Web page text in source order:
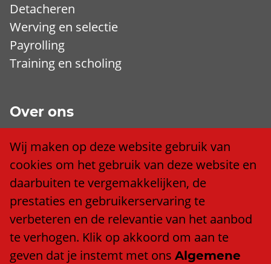
Detacheren
Werving en selectie
Payrolling
Training en scholing
Over ons
Wij zijn Trend
Ons team
Klacht of compliment?
Algemene voorwaarden
Privacy policy
Cookieverklaring
Anti discriminatiebeleid
Wij maken op deze website gebruik van
cookies om het gebruik van deze website en
daarbuiten te vergemakkelijken, de
prestaties en gebruikerservaring te
verbeteren en de relevantie van het aanbod
te verhogen. Klik op akkoord om aan te
geven dat je instemt met ons Algemene